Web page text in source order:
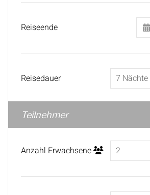
Reiseende
Reisedauer
Teilnehmer
Anzahl Erwachsene